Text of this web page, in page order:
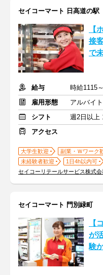
セイコーマート 日高道の駅
【
接
で
給与
時給1115
雇用形態
アルバイ
シフト
週2日以上
アクセス
大学生歓迎 副業・Ｗワーク
未経験者歓迎
1日4h以内可
セイコーリテールサービス株式
セイコーマート 門別緑町
【
が
験